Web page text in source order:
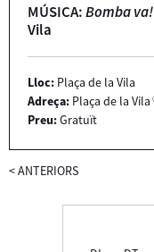
MÚSICA:Bomba va!
Vila
Lloc: Plaça de la Vila
Adreça: Plaça de la Vila
Preu:Gratuït
<ANTERIORS